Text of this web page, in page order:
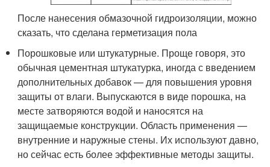
После нанесения обмазочной гидроизоляции, можно
сказать, что сделана герметизация пола
Порошковые или штукатурные. Проще говоря, это
обычная цементная штукатурка, иногда с введением
дополнительных добавок — для повышения уровня
защиты от влаги. Выпускаются в виде порошка, на
месте затворяются водой и наносятся на
защищаемые конструкции. Область применения —
внутренние и наружные стены. Их используют давно,
но сейчас есть более эффективные методы защиты.